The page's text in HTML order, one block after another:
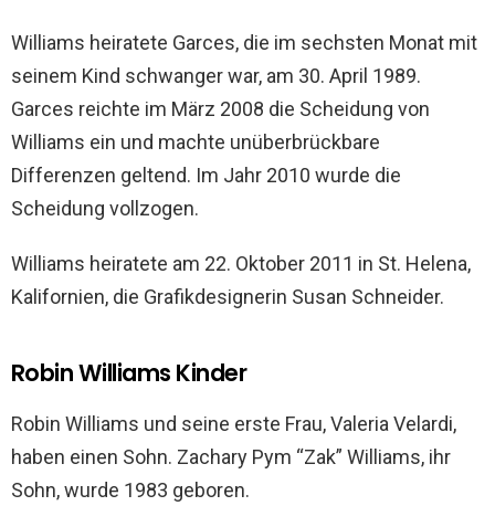
Williams heiratete Garces, die im sechsten Monat mit
seinem Kind schwanger war, am 30. April 1989.
Garces reichte im März 2008 die Scheidung von
Williams ein und machte unüberbrückbare
Differenzen geltend. Im Jahr 2010 wurde die
Scheidung vollzogen.
Williams heiratete am 22. Oktober 2011 in St. Helena,
Kalifornien, die Grafikdesignerin Susan Schneider.
Robin Williams Kinder
Robin Williams und seine erste Frau, Valeria Velardi,
haben einen Sohn. Zachary Pym “Zak” Williams, ihr
Sohn, wurde 1983 geboren.